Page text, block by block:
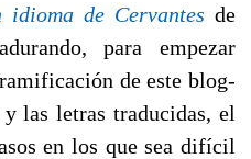
idioma de Cervantes  de
para empezar
de este blog-
las letras traducidas, el
en los que sea difícil